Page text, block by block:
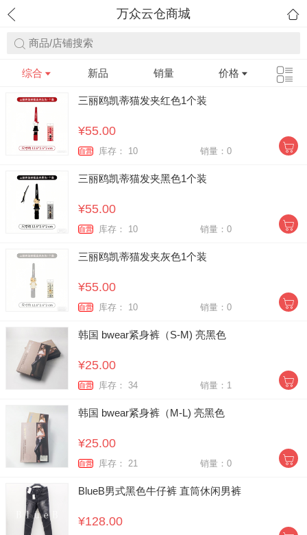
万众云仓商城
商品/店铺搜索
综合 新品 销量 价格
三丽鸥凯蒂猫发夹红色1个装
¥55.00
自营 库存： 10 销量：0
三丽鸥凯蒂猫发夹黑色1个装
¥55.00
自营 库存： 10 销量：0
三丽鸥凯蒂猫发夹灰色1个装
¥55.00
自营 库存： 10 销量：0
韩国 bwear紧身裤（S-M) 亮黑色
¥25.00
自营 库存： 34 销量：1
韩国 bwear紧身裤（M-L) 亮黑色
¥25.00
自营 库存： 21 销量：0
BlueB男式黑色牛仔裤 直筒休闲男裤
¥128.00